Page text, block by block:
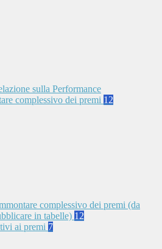
sulla Performance
complessivo dei premi 12
complessivo dei premi (da
in tabelle) 12
ai premi 7